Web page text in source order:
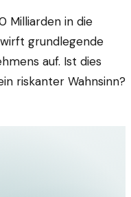
Milliarden in die
grundlegende
auf. Ist dies
riskanter Wahnsinn?